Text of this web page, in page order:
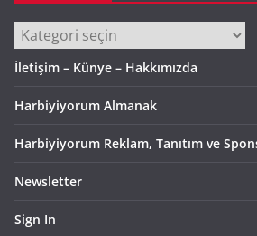
Kategoriler
İletişim – Künye – Hakkımızda
Harbiyiyorum Almanak
Harbiyiyorum Reklam, Tanıtım ve
Newsletter
Sign In